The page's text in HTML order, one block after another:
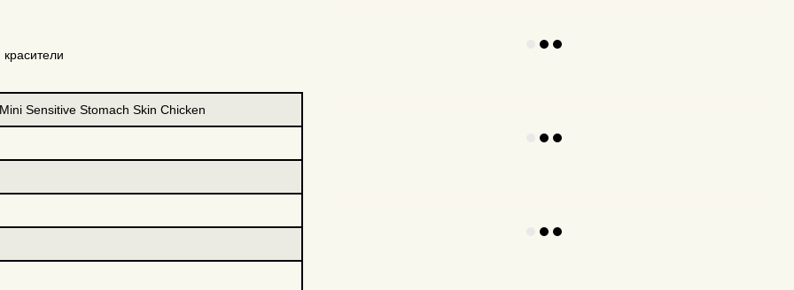
Sensitive Stomach Skin Chicken